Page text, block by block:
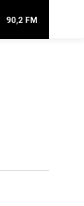
90,2 FM